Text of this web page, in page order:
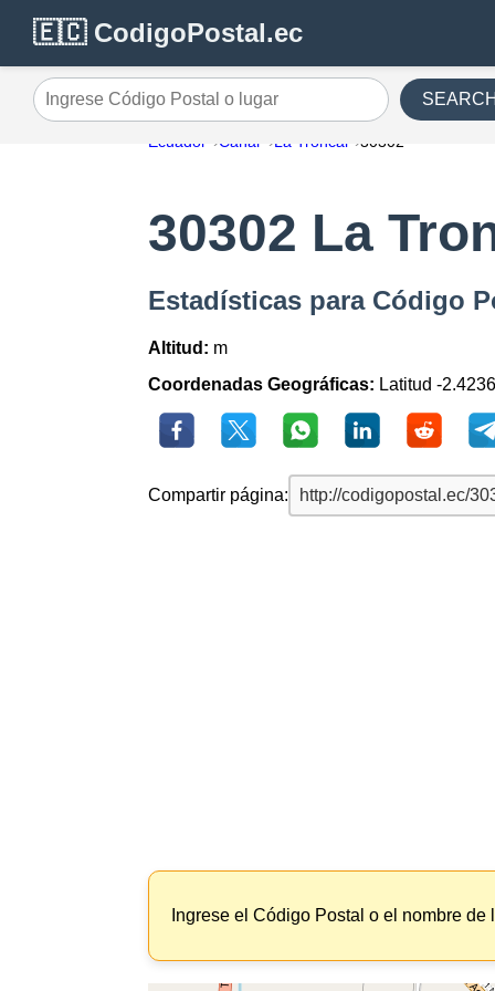
🇪🇨 CodigoPostal.ec
Ingrese Código Postal o lugar
Ecuador Cañar La Troncal 30302
30302 La
Estadísticas para Código
Altitud: m
Coordenadas Geográficas: Latitud -
Compartir página:
Ingrese el Código Postal o el nombre